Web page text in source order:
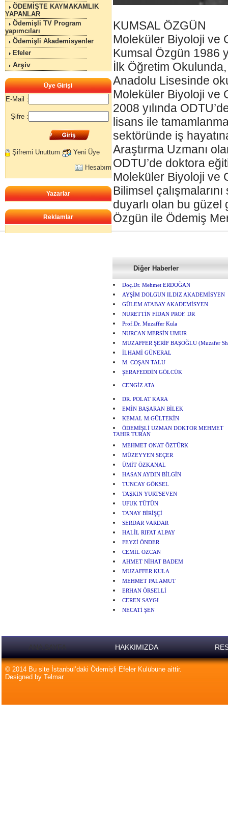
ÖDEMİŞTE KAYMAKAMLIK
YAPANLAR
Ödemişli TV Program
yapımcıları
Ödemişli Akademisyenler
Efeler
Arşiv
Üye Girişi
E-Mail :
Şifre :
Şifremi Unuttum
Yeni Üye
Hesabım
Yazarlar
Reklamlar
KUMSAL ÖZGÜN
Moleküler Biyoloji ve
Kumsal Özgün 1986
İlk Öğretim
Anadolu Lisesinde
Moleküler Biyoloji ve
2008 yılında
lisans ile
sektöründe iş
Araştırma Uzmanı
ODTU’de doktora
Moleküler Biyoloji ve
Bilimsel
duyarlı olan bu
Özgün ile Ödemiş
Diğer Haberler
Doç.Dr. Mehmet ERDOĞAN
AYŞİM DOLGUN ILDIZ AKADEMİSYEN
GÜLEM ATABAY AKADEMİSYEN
NURETTİN FİDAN PROF. DR
Prof.Dr. Muzaffer Kula
NURCAN MERSİN UMUR
MUZAFFER ŞERİF BAŞOĞLU (Muzafer
İLHAMİ GÜNERAL
M. COŞAN TALU
ŞERAFEDDİN GÖLCÜK
CENGİZ ATA
DR. POLAT KARA
EMİN BAŞARAN BİLEK
KEMAL M.GÜLTEKİN
ÖDEMİŞLİ UZMAN DOKTOR MEHMET
TAHIR TURAN
MEHMET ONAT ÖZTÜRK
MÜZEYYEN SEÇER
ÜMİT ÖZKANAL
HASAN AYDIN BİLGİN
TUNCAY GÖKSEL
TAŞKIN YURTSEVEN
UFUK TÜTÜN
TANAY BİRİŞÇİ
SERDAR VARDAR
HALİL RIFAT ALPAY
FEYZİ ÖNDER
CEMİL ÖZCAN
AHMET NİHAT BADEM
MUZAFFER KULA
MEHMET PALAMUT
ERHAN ÖRSELLİ
CEREN SAYGI
NECATİ ŞEN
ANA SAYFA HAKKIMIZDA
© 2014 Bu site İstanbul’daki Ödemişli Efeler Kulübüne aittir.
Designed by Telmar